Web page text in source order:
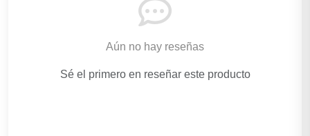
Aún no hay reseñas
Sé el primero en reseñar este producto